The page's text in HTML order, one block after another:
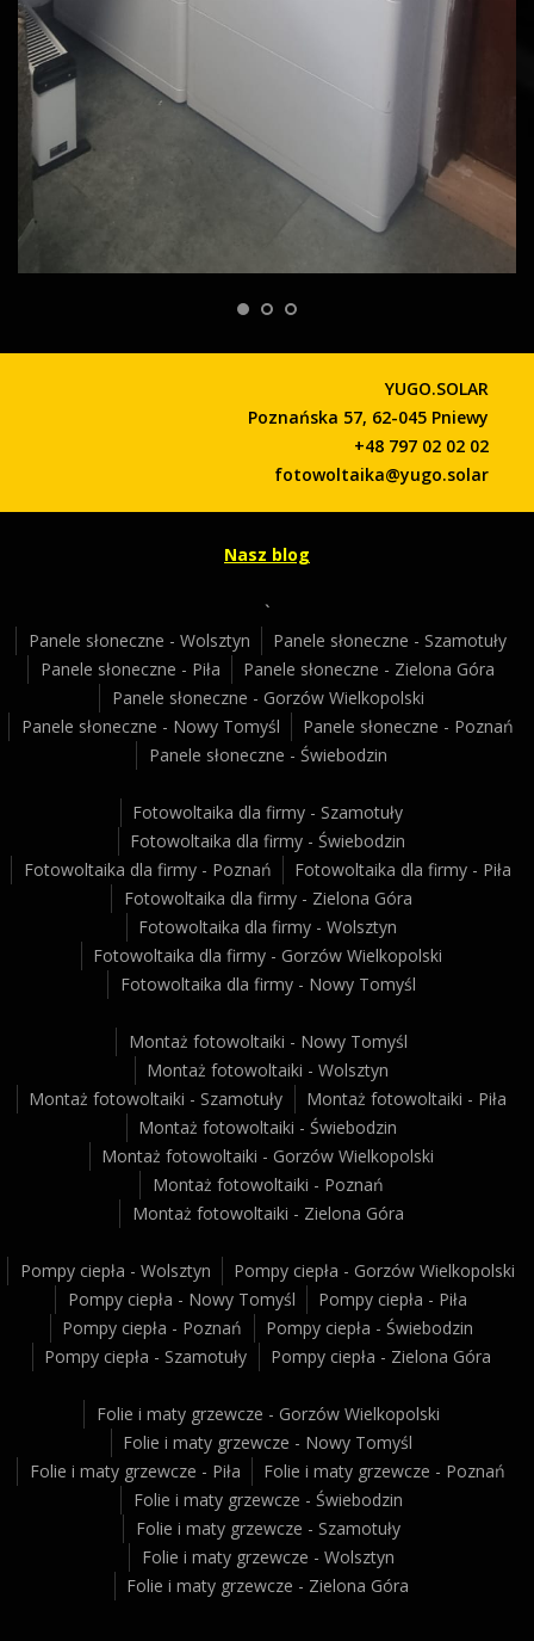
YUGO.SOLAR
Poznańska 57, 62-045 Pniewy
+48 797 02 02 02
fotowoltaika@yugo.solar
Nasz blog
`
Panele słoneczne - Wolsztyn
Panele słoneczne - Szamotuły
Panele słoneczne - Piła
Panele słoneczne - Zielona Góra
Panele słoneczne - Gorzów Wielkopolski
Panele słoneczne - Nowy Tomyśl
Panele słoneczne - Poznań
Panele słoneczne - Świebodzin
Fotowoltaika dla firmy - Szamotuły
Fotowoltaika dla firmy - Świebodzin
Fotowoltaika dla firmy - Poznań
Fotowoltaika dla firmy - Piła
Fotowoltaika dla firmy - Zielona Góra
Fotowoltaika dla firmy - Wolsztyn
Fotowoltaika dla firmy - Gorzów Wielkopolski
Fotowoltaika dla firmy - Nowy Tomyśl
Montaż fotowoltaiki - Nowy Tomyśl
Montaż fotowoltaiki - Wolsztyn
Montaż fotowoltaiki - Szamotuły
Montaż fotowoltaiki - Piła
Montaż fotowoltaiki - Świebodzin
Montaż fotowoltaiki - Gorzów Wielkopolski
Montaż fotowoltaiki - Poznań
Montaż fotowoltaiki - Zielona Góra
Pompy ciepła - Wolsztyn
Pompy ciepła - Gorzów Wielkopolski
Pompy ciepła - Nowy Tomyśl
Pompy ciepła - Piła
Pompy ciepła - Poznań
Pompy ciepła - Świebodzin
Pompy ciepła - Szamotuły
Pompy ciepła - Zielona Góra
Folie i maty grzewcze - Gorzów Wielkopolski
Folie i maty grzewcze - Nowy Tomyśl
Folie i maty grzewcze - Piła
Folie i maty grzewcze - Poznań
Folie i maty grzewcze - Świebodzin
Folie i maty grzewcze - Szamotuły
Folie i maty grzewcze - Wolsztyn
Folie i maty grzewcze - Zielona Góra